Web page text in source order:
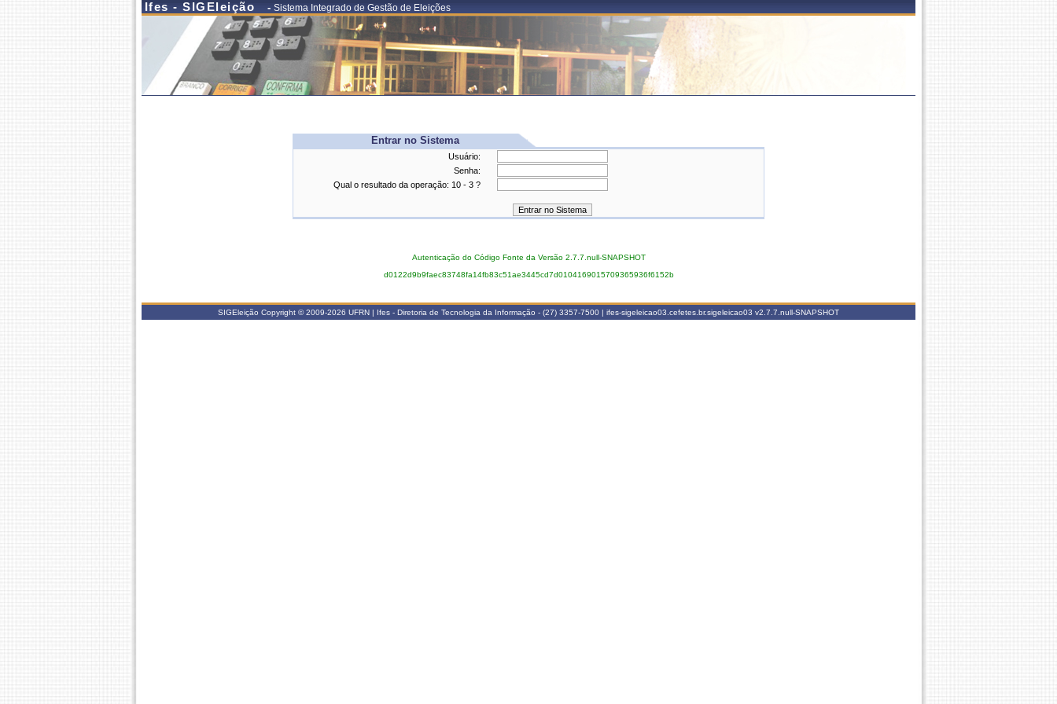
Ifes - SIGEleição - Sistema Integrado de Gestão de Eleições
Entrar no Sistema
Usuário:
Senha:
Qual o resultado da operação: 10 - 3 ?
Autenticação do Código Fonte da Versão 2.7.7.null-SNAPSHOT
d0122d9b9faec83748fa14fb83c51ae3445cd7d0104169015709365936f6152b
SIGEleição Copyright © 2009-2026 UFRN | Ifes - Diretoria de Tecnologia da Informação - (27) 3357-7500 | ifes-sigeleicao03.cefetes.br.sigeleicao03 v2.7.7.null-SNAPSHOT